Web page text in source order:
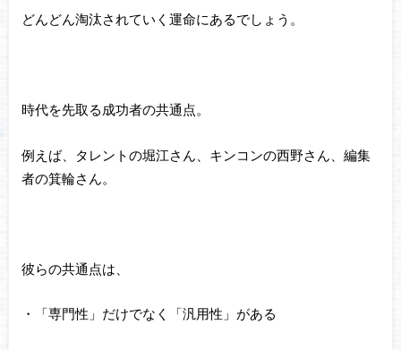
どんどん淘汰されていく運命にあるでしょう。
時代を先取る成功者の共通点。
例えば、タレントの堀江さん、キンコンの西野さん、編集
者の箕輪さん。
彼らの共通点は、
・「専門性」だけでなく「汎用性」がある